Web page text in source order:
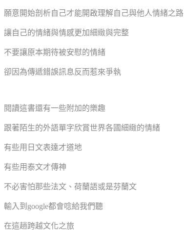
願意開始剖析自己才能開啟理解自己與他人情緒之路
讓自己的情緒與情感更加細緻與完整
不要讓原本期待被安慰的情緒
卻因為傳遞錯誤訊息反而惹來爭執
閱讀這書還有一些附加的樂趣
跟著陌生的外語單字欣賞世界各國細緻的情緒
有些用日文表達才道地
有些用泰文才傳神
不必害怕那些法文、荷蘭語或是芬蘭文
輸入到google都會唸給我們聽
在這趟跨越文化之旅